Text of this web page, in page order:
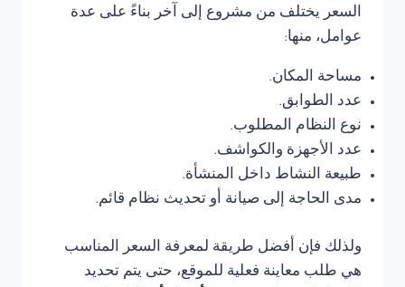
السعر يختلف من مشروع إلى آخر بناءً على عدة
عوامل، منها:
مساحة المكان.
عدد الطوابق.
نوع النظام المطلوب.
عدد الأجهزة والكواشف.
طبيعة النشاط داخل المنشأة.
مدى الحاجة إلى صيانة أو تحديث نظام قائم.
ولذلك فإن أفضل طريقة لمعرفة السعر المناسب
هي طلب معاينة فعلية للموقع، حتى يتم تحديد